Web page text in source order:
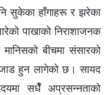
सुकेका हाँगाहरू र झरेका
पाखाको निराशाजनक
बीचमा संसारको
हुन लागेको छ। सायद
सधैँ अप्रसन्नताको